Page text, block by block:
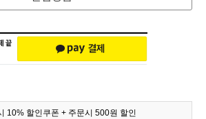
10% 할인쿠폰 + 주문시 500원 할인